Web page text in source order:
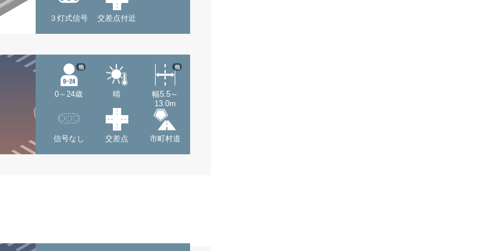
３灯式信号 交差点付近
0～24歳
他
晴
幅5.5～
13.0m
他
信号なし 交差点 市町村道